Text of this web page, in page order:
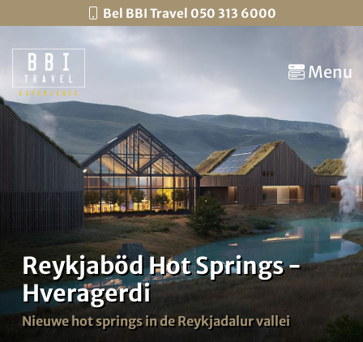
Bel BBI Travel 050 313 6000
Menu
Reykjaböd Hot Springs -
Hveragerdi
Nieuwe hot springs in de Reykjadalur vallei